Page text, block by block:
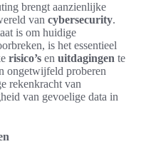
brengt aanzienlijke
van cybersecurity.
is om huidige
is het essentieel
risico’s en uitdagingen te
ongetwijfeld proberen
rekenkracht van
van gevoelige data in